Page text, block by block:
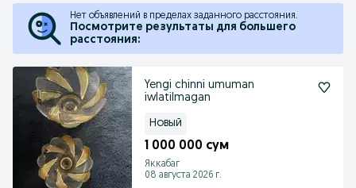
Нет объявлений в пределах заданного расстояния.
Посмотрите результаты для большего
расстояния:
Yengi chinni umuman
iwlatilmagan
Новый
1 000 000 сум
Яккабаг
08 августа 2026 г.